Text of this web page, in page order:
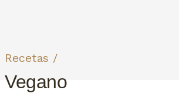
Recetas /
Vegano